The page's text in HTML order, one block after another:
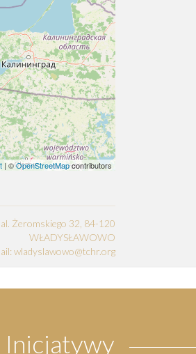
| ©OpenStreetMapcontributors
al. Żeromskiego 32, 84-120
WŁADYSŁAWOWO
wladyslawowo@tchr.org
Inicjatywy